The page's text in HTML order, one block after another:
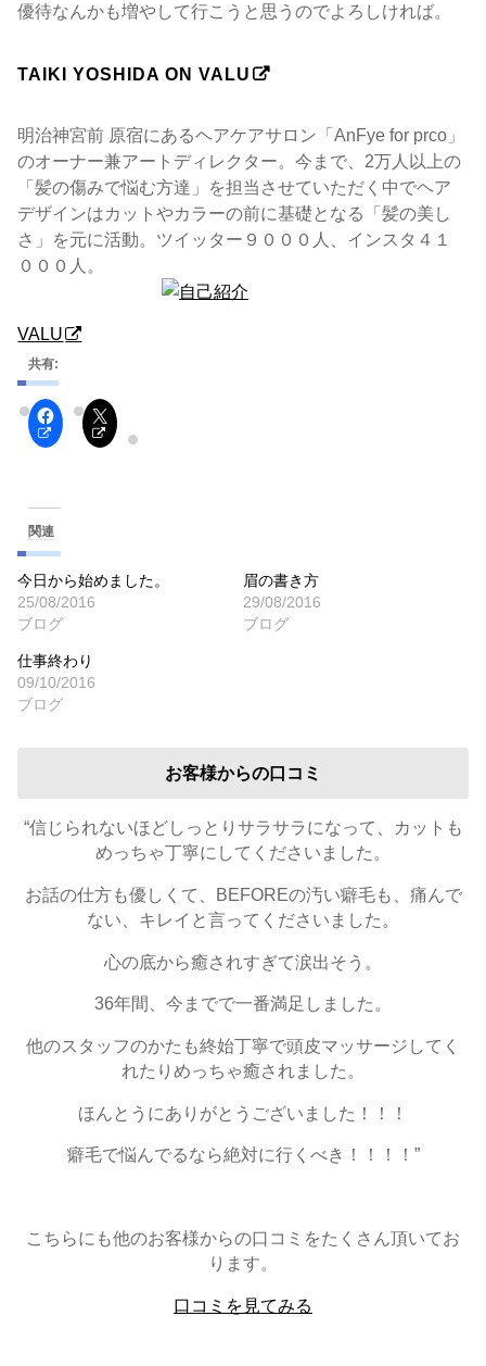
優待なんかも増やして行こうと思うのでよろしければ。
TAIKI YOSHIDA ON VALU
明治神宮前 原宿にあるヘアケアサロン「AnFye for prco」
のオーナー兼アートディレクター。今まで、2万人以上の
「髪の傷みで悩む方達」を担当させていただく中でヘア
デザインはカットやカラーの前に基礎となる「髪の美し
さ」を元に活動。ツイッター９０００人、インスタ４１
０００人。
VALU
共有:
関連
今日から始めました。
25/08/2016
ブログ
眉の書き方
29/08/2016
ブログ
仕事終わり
09/10/2016
ブログ
お客様からの口コミ
“信じられないほどしっとりサラサラになって、カットも
めっちゃ丁寧にしてくださいました。
お話の仕方も優しくて、BEFOREの汚い癖毛も、痛んで
ない、キレイと言ってくださいました。
心の底から癒されすぎて涙出そう。
36年間、今までで一番満足しました。
他のスタッフのかたも終始丁寧で頭皮マッサージしてく
れたりめっちゃ癒されました。
ほんとうにありがとうございました！！！
癖毛で悩んでるなら絶対に行くべき！！！！”
こちらにも他のお客様からの口コミをたくさん頂いてお
ります。
口コミを見てみる